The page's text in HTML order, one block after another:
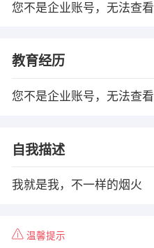
您不是企业账号，无法查看
教育经历
您不是企业账号，无法查看
自我描述
我就是我，不一样的烟火
温馨提示